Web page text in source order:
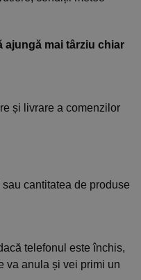
ajungă mai târziu chiar
și livrare a comenzilor
cantitatea de produse
telefonul este închis,
va anula și vei primi un